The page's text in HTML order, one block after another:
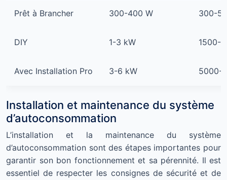
Prêt à Brancher 300-400 W 300-
DIY 1-3 kW 1500-
Avec Installation Pro 3-6 kW 5000-
Installation et maintenance du système
d’autoconsommation
L’installation et la maintenance du système
d’autoconsommation sont des étapes importantes pour
garantir son bon fonctionnement et sa pérennité. Il est
essentiel de respecter les consignes de sécurité et de